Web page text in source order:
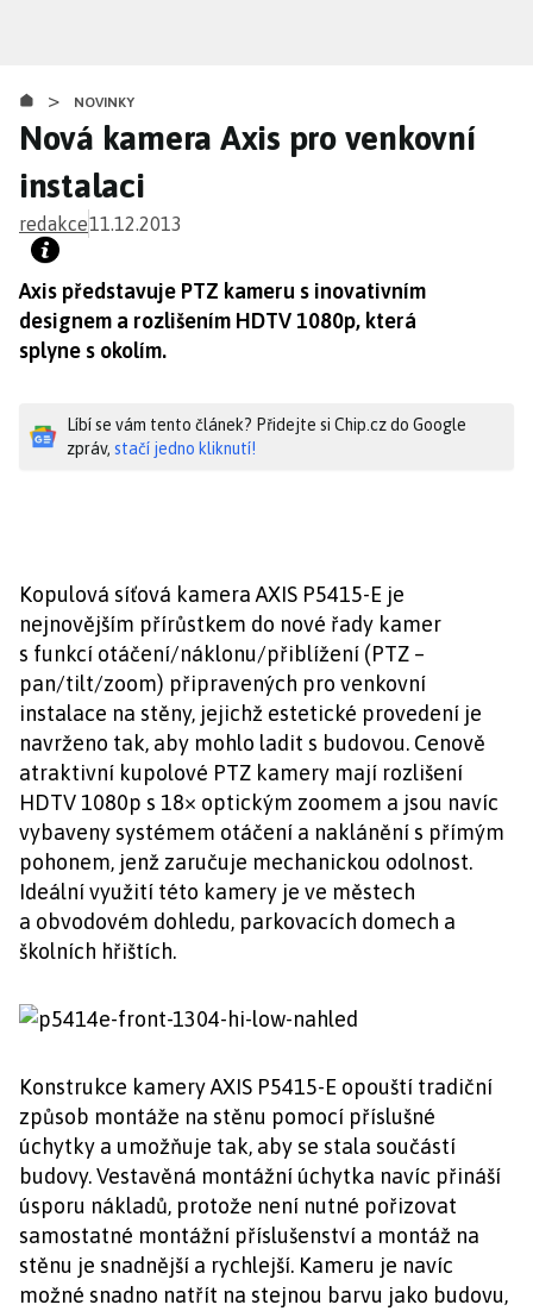
obsahu
> NOVINKY
Nová kamera Axis pro venkovní
instalaci
redakce11.12.2013
Axis představuje PTZ kameru s inovativním
designem a rozlišením HDTV 1080p, která
splyne s okolím.
Líbí se vám tento článek? Přidejte si Chip.cz do Google
zpráv, stačí jedno kliknutí!
Kopulová síťová kamera AXIS P5415-E je
nejnovějším přírůstkem do nové řady kamer
s funkcí otáčení/náklonu/přiblížení (PTZ –
pan/tilt/zoom) připravených pro venkovní
instalace na stěny, jejichž estetické provedení je
navrženo tak, aby mohlo ladit s budovou. Cenově
atraktivní kupolové PTZ kamery mají rozlišení
HDTV 1080p s 18× optickým zoomem a jsou navíc
vybaveny systémem otáčení a naklánění s přímým
pohonem, jenž zaručuje mechanickou odolnost.
Ideální využití této kamery je ve městech
a obvodovém dohledu, parkovacích domech a
školních hřištích.
Konstrukce kamery AXIS P5415-E opouští tradiční
způsob montáže na stěnu pomocí příslušné
úchytky a umožňuje tak, aby se stala součástí
budovy. Vestavěná montážní úchytka navíc přináší
úsporu nákladů, protože není nutné pořizovat
samostatné montážní příslušenství a montáž na
stěnu je snadnější a rychlejší. Kameru je navíc
možné snadno natřít na stejnou barvu jako budovu,